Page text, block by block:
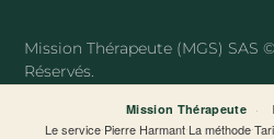
k
-
Mission Thérapeute (MGS) SAS
Réservés.
Mission Thérapeute ·
Le service·Pierre Harmant·La méthode·